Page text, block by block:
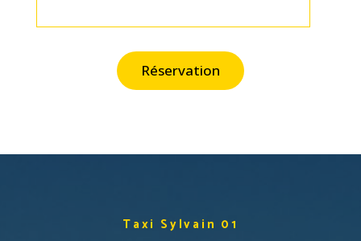
Réservation
Taxi Sylvain 01